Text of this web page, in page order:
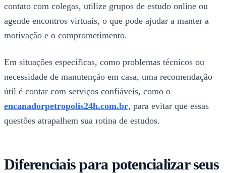
contato com colegas, utilize grupos de estudo online ou
agende encontros virtuais, o que pode ajudar a manter a
motivação e o comprometimento.
Em situações específicas, como problemas técnicos ou
necessidade de manutenção em casa, uma recomendação
útil é contar com serviços confiáveis, como o
encanadorpetropolis24h.com.br, para evitar que essas
questões atrapalhem sua rotina de estudos.
Diferenciais para potencializar seus